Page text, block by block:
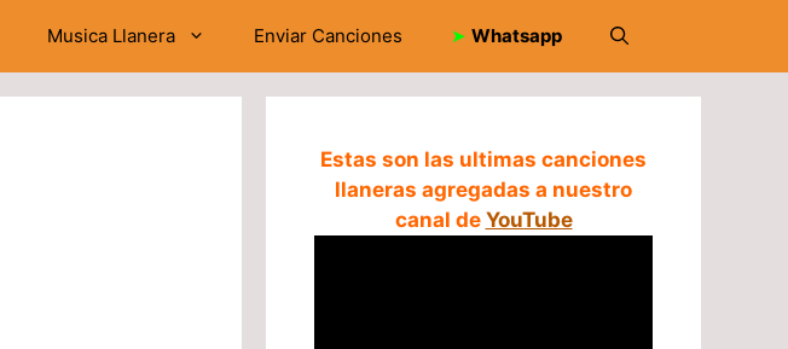
Musica Llanera Enviar Canciones ➤ Whatsapp
Estas son las ultimas canciones
llaneras agregadas a nuestro
canal de YouTube